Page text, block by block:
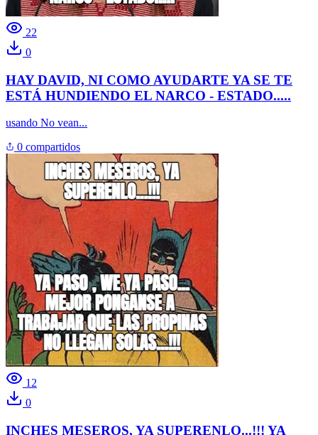
22
0
HAY DAVID, NI COMO AYUDARTE YA SE TE
ESTÁ HUNDIENDO EL NARCO - ESTADO.....
usando No vean...
0 compartidos
12
0
INCHES MESEROS, YA SUPERENLO...!!! YA